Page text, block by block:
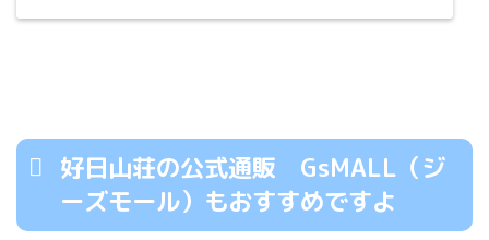
好日山荘の公式通販 GsMALL（ジ
ーズモール）もおすすめですよ